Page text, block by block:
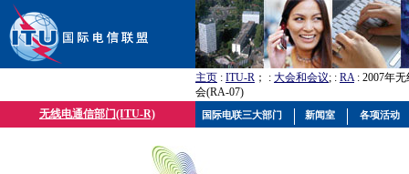
主页 : ITU-R ； : 大会和会议; : RA: 2007年
会(RA-07)
无线电通信部门(ITU-R)
国际电联三大部门 新闻室 各项活动